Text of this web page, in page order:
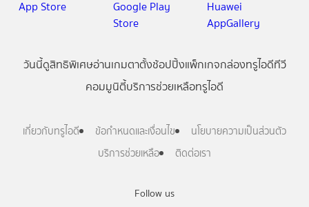
Follow us
วันนี้ดูสิทธิพิเศษอ่านเกมตาตั้งช้อปปิ้งแพ็กเกจกล่องทรูไอดีทีวี
คอมมูนิตี้บริการช่วยเหลือทรูไอดี
เกี่ยวกับทรูไอดี ข้อกำหนดและเงื่อนไข
นโยบายความเป็นส่วนตัว
บริการช่วยเหลือ
ติดต่อเรา